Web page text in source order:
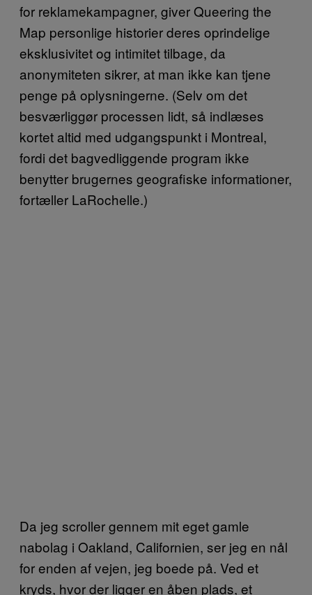
for reklamekampagner, giver Queering the
Map personlige historier deres oprindelige
eksklusivitet og intimitet tilbage, da
anonymiteten sikrer, at man ikke kan tjene
penge på oplysningerne. (Selv om det
besværliggør processen lidt, så indlæses
kortet altid med udgangspunkt i Montreal,
fordi det bagvedliggende program ikke
benytter brugernes geografiske informationer,
fortæller LaRochelle.)
Da jeg scroller gennem mit eget gamle
nabolag i Oakland, Californien, ser jeg en nål
for enden af vejen, jeg boede på. Ved et
kryds, hvor der ligger en åben plads, et